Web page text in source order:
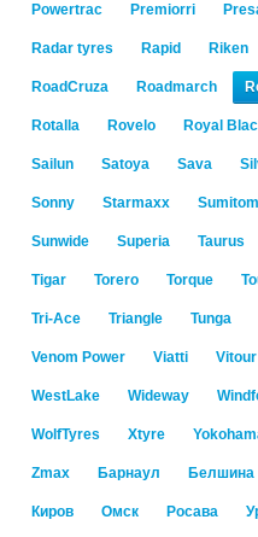
Powertrac Premiorri
Radar tyres Rapid Riken
RoadCruza Roadmarch
Rotalla Rovelo Royal
Sailun Satoya Sava
Sonny Starmaxx
Sunwide Superia Taurus
Tigar Torero Torque
Tri-Ace Triangle Tunga
Venom Power Viatti Vitour
WestLake Wideway
WolfTyres Xtyre
Zmax Барнаул Белшина
Киров Омск Росава